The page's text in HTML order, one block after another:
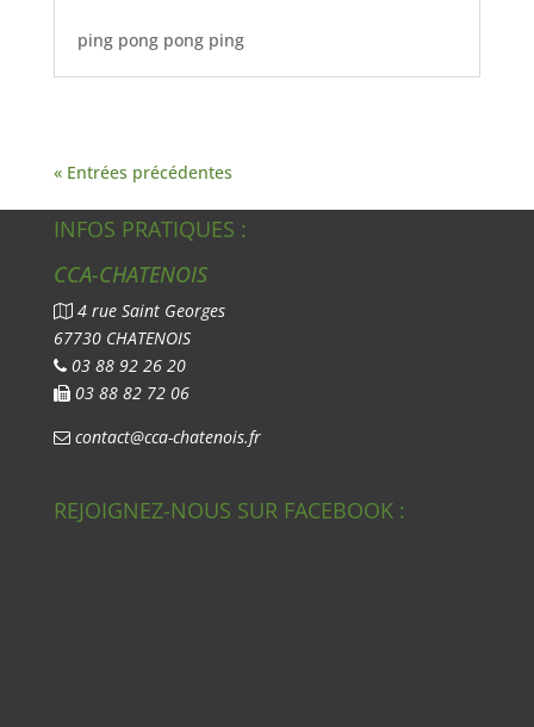
ping pong pong ping
« Entrées précédentes
INFOS PRATIQUES :
CCA-CHATENOIS
4 rue Saint Georges
67730 CHATENOIS
03 88 92 26 20
03 88 82 72 06
contact@cca-chatenois.fr
REJOIGNEZ-NOUS SUR FACEBOOK :